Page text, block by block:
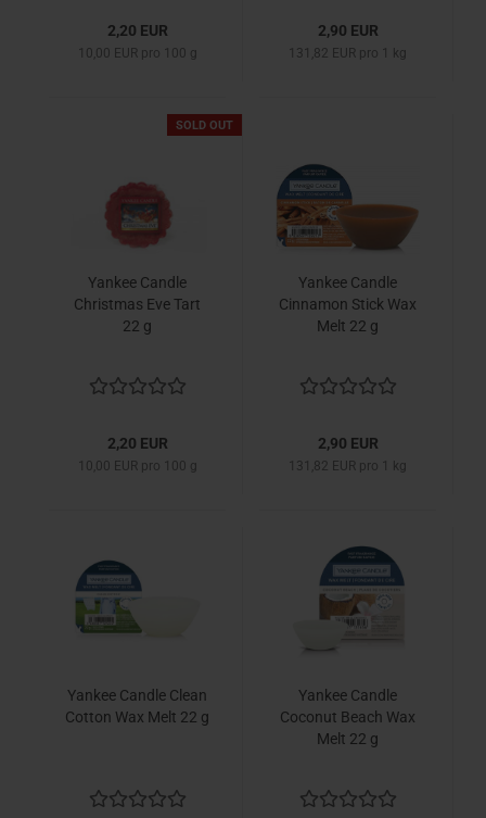
2,20 EUR
10,00 EUR pro 100 g
2,90 EUR
131,82 EUR pro 1 kg
SOLD OUT
Yankee Candle
Christmas Eve Tart
22 g
2,20 EUR
10,00 EUR pro 100 g
Yankee Candle
Cinnamon Stick Wax
Melt 22 g
2,90 EUR
131,82 EUR pro 1 kg
Yankee Candle Clean
Cotton Wax Melt 22 g
Yankee Candle
Coconut Beach Wax
Melt 22 g